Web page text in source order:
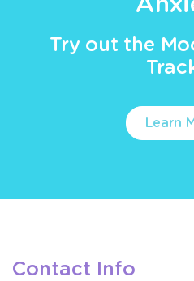
Try out the
Learn
Contact Info